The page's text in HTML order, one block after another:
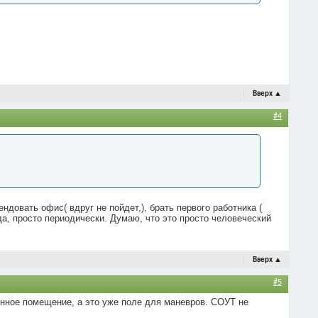
Вверх ▲
#4
офис( вдруг не пойдет,), брать первого работника (
просто периодически. Думаю, что это просто человеческий
Вверх ▲
#5
помещение, а это уже поле для маневров. СОУТ не